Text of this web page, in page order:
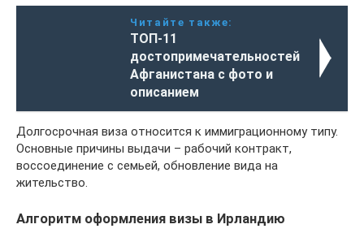
Читайте также:
ТОП-11
достопримечательностей
Афганистана с фото и
описанием
Долгосрочная виза относится к иммиграционному типу.
Основные причины выдачи – рабочий контракт,
воссоединение с семьей, обновление вида на
жительство.
Алгоритм оформления визы в Ирландию